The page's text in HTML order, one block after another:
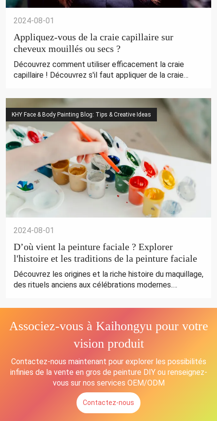
2024-08-01
Appliquez-vous de la craie capillaire sur
cheveux mouillés ou secs ?
Découvrez comment utiliser efficacement la craie
capillaire ! Découvrez s'il faut appliquer de la craie
conseils pour des couleurs vibrantes et temporaires.
Tout ce que tu as besoin de savoir!
KHY Face & Body Painting Blog: Tips & Creative Ideas
2024-08-01
D’où vient la peinture faciale ? Explorer
l'histoire et les traditions de la peinture faciale
Découvrez les origines et la riche histoire du maquillage,
des rituels anciens aux célébrations modernes.
intemporelle.
Associez-vous à Kaihongyu pour votre
vision produit
Contactez-nous maintenant pour explorer les possibilités
infinies de la vente en gros de peinture DIY ou renseignez-
vous sur nos services OEM/ODM
Contactez-nous